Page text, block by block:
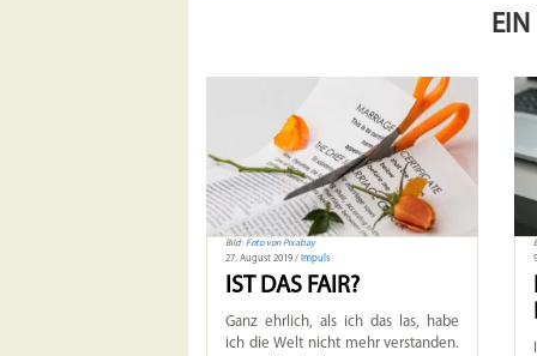
EIN
Bild: Foto von Pixabay
27. August 2019 /
Impuls
IST DAS FAIR?
Ganz ehrlich, als ich das las, habe
ich die Welt nicht mehr verstanden.